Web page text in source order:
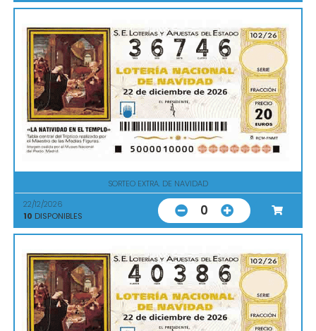
SORTEO EXTRA. DE NAVIDAD
22/12/2026
10 DISPONIBLES 0